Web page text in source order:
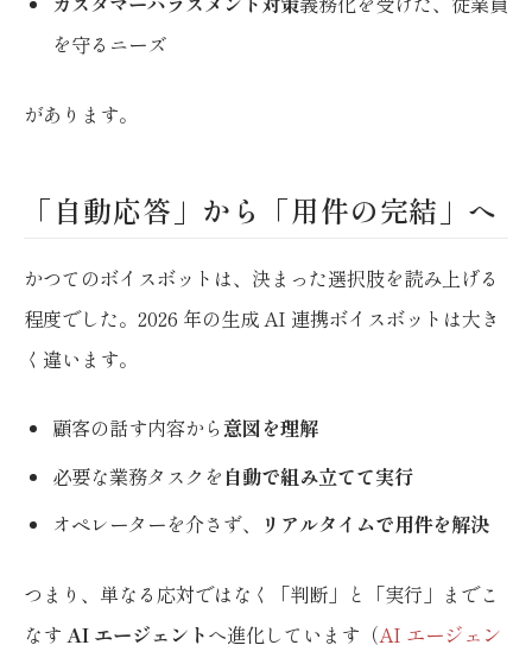
を守るニーズ
があります。
「自動応答」から「用件の完結」へ
かつてのボイスボットは、決まった選択肢を読み上げる
程度でした。2026 年の生成 AI 連携ボイスボットは大き
く違います。
顧客の話す内容から意図を理解
必要な業務タスクを 自動で組み立てて実行
オペレーターを介さず、
リアルタイムで用件を解決
つまり、単なる応対ではなく「判断」と「実行」までこ
なす AI エージェントへ進化しています（AI エージェン